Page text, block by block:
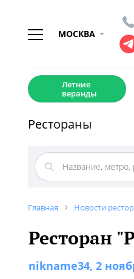
МОСКВА
Летние
веранды
Рестораны
Главная Новости
Ресторан
nikname34, 2